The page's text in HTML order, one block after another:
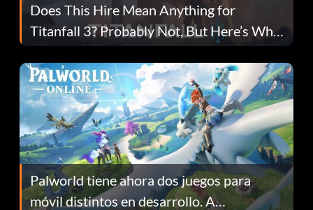
Does This Hire Mean Anything for
Titanfall 3? Probably Not, But Here’s Why
Fans Are Hopeful
Palworld tiene ahora dos juegos para
móvil distintos en desarrollo. A